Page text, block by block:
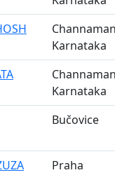
Karnataka
Karnataka
Bučovice
Praha